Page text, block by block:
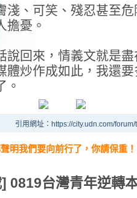
淺、可笑、殘忍甚至
擔憂。
說回來，情義文就是
體炒作成如此，我還
。
引用網址：https://city.udn.com/
明我們要向前行了，你請保重！
0819台灣青年逆轉